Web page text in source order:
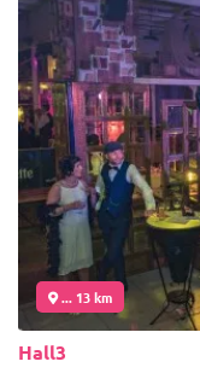
... 13 km
Hall3